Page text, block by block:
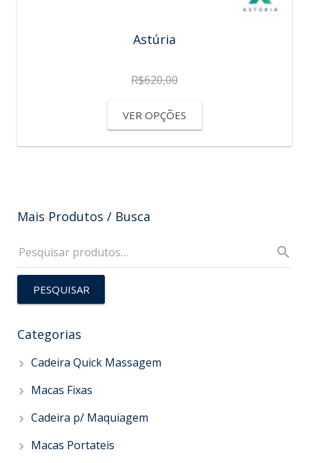
Astúria
R$620,00
VER OPÇÕES
Mais Produtos / Busca
PESQUISAR
Categorias
Cadeira Quick Massagem
Macas Fixas
Cadeira p/ Maquiagem
Macas Portateis